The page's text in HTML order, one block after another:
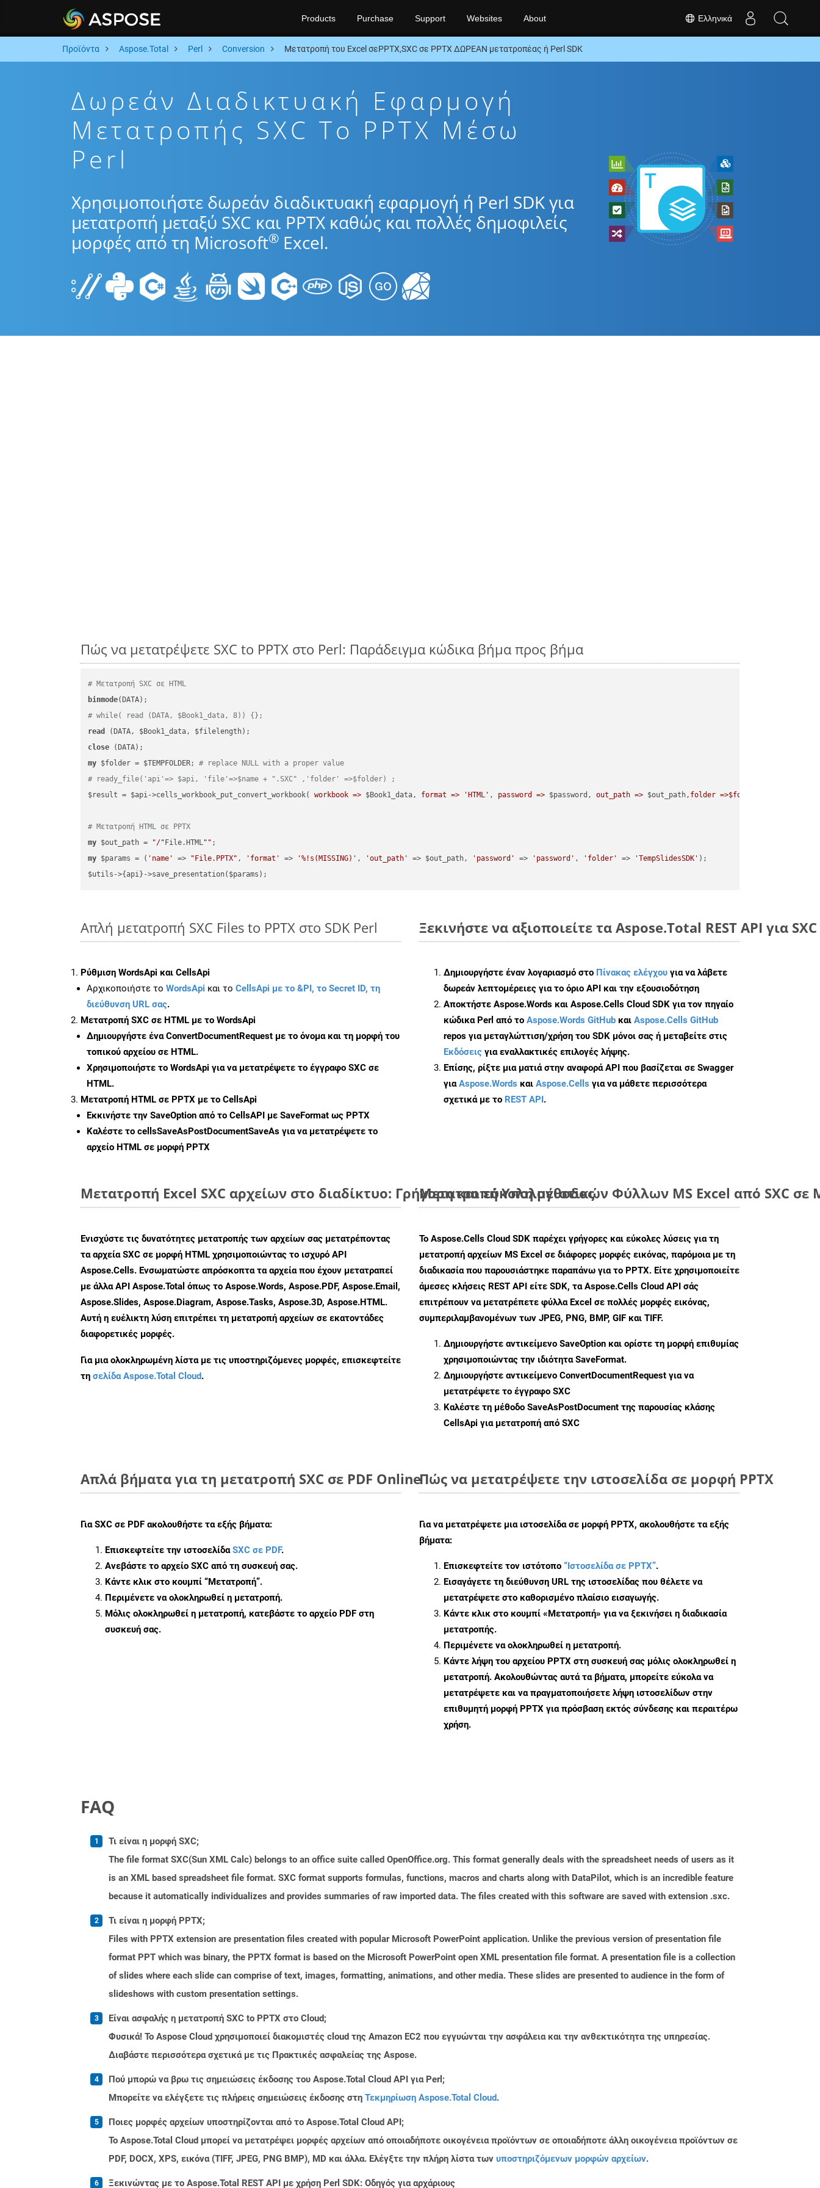
Ελληνικά
Products Purchase Support Websites About
Προϊόντα Aspose.Total Perl Conversion Μετατροπή του Excel σεPPTX,SXC σε PPTX ΔΩΡΕΑΝ μετατροπέας ή Perl SDK
Δωρεάν Διαδικτυακή Εφαρμογή
Μετατροπής SXC To PPTX Μέσω
Perl
Χρησιμοποιήστε δωρεάν διαδικτυακή εφαρμογή ή Perl SDK για
μετατροπή μεταξύ SXC και PPTX καθώς και πολλές δημοφιλείς
μορφές από τη Microsoft® Excel.
Πώς να μετατρέψετε SXC to PPTX στο Perl: Παράδειγμα κώδικα βήμα προς βήμα
# Μετατροπή SXC σε HTML
binmode
# while( read (DATA, $Book1_data, 8)) {};
read
close
my $folder = $TEMPFOLDER; # replace NULL with a proper value
# ready_file('api'=> $api, 'file'=>$name + ".SXC" ,'folder' =>$folder) ;
$result = $api->cells_workbook_put_convert_workbook( workbook => $Book1_data, format => 'HTML' , password => $password, out_path => $out_path, folder =>$folder
# Μετατροπή HTML σε PPTX
my $out_path = "/" File.HTML""
my $params = ( 'name' => "File.PPTX" , 'format' => '%!s(MISSING)' , 'out_path' => $out_path, 'password' => 'password' , 'folder' => 'TempSlidesSDK' );
Απλή μετατροπή SXC Files to PPTX στο SDK Perl
Ρύθμιση WordsApi και CellsApi
Αρχικοποιήστε το WordsApi και το CellsApi με το &PI, το Secret ID, τη
διεύθυνση URL σας.
Μετατροπή SXC σε HTML με το WordsApi
Δημιουργήστε έναConvertDocumentRequest με το όνομα και τη μορφή του
τοπικού αρχείου σε HTML.
Χρησιμοποιήστε το WordsApi για να μετατρέψετε το έγγραφο SXC σε
HTML.
Μετατροπή HTML σε PPTX με το CellsApi
Εκκινήστε την SaveOption από το CellsAPI με SaveFormat ως PPTX
Καλέστε το cellsSaveAsPostDocumentSaveAs για να μετατρέψετε το
αρχείο HTML σε μορφή PPTX
Ξεκινήστε να αξιοποιείτε τα Aspose.Total REST API για
Δημιουργήστε έναν λογαριασμό στο Πίνακας ελέγχου για να λάβετε
δωρεάν λεπτομέρειες για το όριο API και την εξουσιοδότηση
Αποκτήστε Aspose.Words και Aspose.Cells Cloud SDK για τον πηγαίο
κώδικα Perl από το Aspose.Words GitHub και Aspose.Cells GitHub
repos για μεταγλώττιση/χρήση του SDK μόνοι σας ή μεταβείτε στις
Εκδόσεις για εναλλακτικές επιλογές λήψης.
Επίσης, ρίξτε μια ματιά στην αναφορά API που βασίζεται σε Swagger
γιαAspose.Words και Aspose.Cells για να μάθετε περισσότερα
σχετικά με το REST API.
Μετατροπή Excel SXC αρχείων στο διαδίκτυο: Γρήγορη και εύκολη μέθοδος
Ενισχύστε τις δυνατότητες μετατροπής των αρχείων σας μετατρέποντας
τα αρχεία SXC σε μορφή HTML χρησιμοποιώντας το ισχυρό API
Aspose.Cells. Ενσωματώστε απρόσκοπτα τα αρχεία που έχουν μετατραπεί
με άλλα API Aspose.Total όπως το Aspose.Words, Aspose.PDF, Aspose.Email,
Aspose.Slides, Aspose.Diagram, Aspose.Tasks, Aspose.3D, Aspose.HTML.
Αυτή η ευέλικτη λύση επιτρέπει τη μετατροπή αρχείων σε εκατοντάδες
διαφορετικές μορφές.
Για μια ολοκληρωμένη λίστα με τις υποστηριζόμενες μορφές, επισκεφτείτε
τη σελίδα Aspose.Total Cloud.
Μετατροπή Υπολογιστικών Φύλλων MS Excel από SXC
Το Aspose.Cells Cloud SDK παρέχει γρήγορες και εύκολες λύσεις για τη
μετατροπή αρχείων MS Excel σε διάφορες μορφές εικόνας, παρόμοια με τη
διαδικασία που παρουσιάστηκε παραπάνω για το PPTX. Είτε χρησιμοποιείτε
άμεσες κλήσεις REST API είτε SDK, τα Aspose.Cells Cloud API σάς
επιτρέπουν να μετατρέπετε φύλλα Excel σε πολλές μορφές εικόνας,
συμπεριλαμβανομένων των JPEG, PNG, BMP, GIF και TIFF.
Δημιουργήστε αντικείμενο SaveOption και ορίστε τη μορφή επιθυμίας
χρησιμοποιώντας την ιδιότηταSaveFormat.
Δημιουργήστε αντικείμενο ConvertDocumentRequest για να
μετατρέψετε το έγγραφο SXC
Καλέστε τη μέθοδο SaveAsPostDocument της παρουσίας κλάσης
CellsApi για μετατροπή από SXC
Απλά βήματα για τη μετατροπή SXC σε PDF Online
ΓιαSXC σε PDF ακολουθήστε τα εξής βήματα:
Επισκεφτείτε την ιστοσελίδαSXC σε PDF.
Ανεβάστε το αρχείο SXC από τη συσκευή σας.
Κάντε κλικ στο κουμπί “Μετατροπή”.
Περιμένετε να ολοκληρωθεί η μετατροπή.
Μόλις ολοκληρωθεί η μετατροπή, κατεβάστε το αρχείο PDF στη
συσκευή σας.
Πώς να μετατρέψετε την ιστοσελίδα σε μορφή PPTX
Για να μετατρέψετε μια ιστοσελίδα σε μορφή PPTX, ακολουθήστε τα εξής
βήματα:
Επισκεφτείτε τον ιστότοπο “Ιστοσελίδα σε PPTX”.
Εισαγάγετε τη διεύθυνση URL της ιστοσελίδας που θέλετε να
μετατρέψετε στο καθορισμένο πλαίσιο εισαγωγής.
Κάντε κλικ στο κουμπί «Μετατροπή» για να ξεκινήσει η διαδικασία
μετατροπής.
Περιμένετε να ολοκληρωθεί η μετατροπή.
Κάντε λήψη του αρχείου PPTX στη συσκευή σας μόλις ολοκληρωθεί η
μετατροπή. Ακολουθώντας αυτά τα βήματα, μπορείτε εύκολα να
μετατρέψετε και να πραγματοποιήσετε λήψη ιστοσελίδων στην
επιθυμητή μορφή PPTX για πρόσβαση εκτός σύνδεσης και περαιτέρω
χρήση.
FAQ
Τι είναι η μορφή SXC;
The file format SXC(Sun XML Calc) belongs to an office suite called OpenOffice.org. This format generally deals with the spreadsheet needs of users as it
is an XML based spreadsheet file format. SXC format supports formulas, functions, macros and charts along with DataPilot, which is an incredible feature
because it automatically individualizes and provides summaries of raw imported data. The files created with this software are saved with extension .sxc.
Τι είναι η μορφή PPTX;
Files with PPTX extension are presentation files created with popular Microsoft PowerPoint application. Unlike the previous version of presentation file
format PPT which was binary, the PPTX format is based on the Microsoft PowerPoint open XML presentation file format. A presentation file is a collection
of slides where each slide can comprise of text, images, formatting, animations, and other media. These slides are presented to audience in the form of
slideshows with custom presentation settings.
Είναι ασφαλής η μετατροπή SXC to PPTX στο Cloud;
Φυσικά! Το Aspose Cloud χρησιμοποιεί διακομιστές cloud της Amazon EC2 που εγγυώνται την ασφάλεια και την ανθεκτικότητα της υπηρεσίας.
Διαβάστε περισσότερα σχετικά με τις Πρακτικές ασφαλείας της Aspose.
Πού μπορώ να βρω τις σημειώσεις έκδοσης του Aspose.Total Cloud API για Perl;
Μπορείτε να ελέγξετε τις πλήρεις σημειώσεις έκδοσης στη Τεκμηρίωση Aspose.Total Cloud.
Ποιες μορφές αρχείων υποστηρίζονται από το Aspose.Total Cloud API;
Το Aspose.Total Cloud μπορεί να μετατρέψει μορφές αρχείων από οποιαδήποτε οικογένεια προϊόντων σε οποιαδήποτε άλλη οικογένεια προϊόντων σε
PDF, DOCX, XPS, εικόνα (TIFF, JPEG, PNG BMP), MD και άλλα. Ελέγξτε την πλήρη λίστα των υποστηριζόμενων μορφών αρχείων.
Ξεκινώντας με το Aspose.Total REST API με χρήση Perl SDK: Οδηγός για αρχάριους